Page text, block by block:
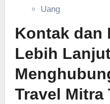
Uang
Kontak dan
Lebih
Travel Mitra